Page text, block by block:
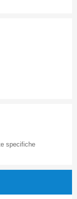
specifiche